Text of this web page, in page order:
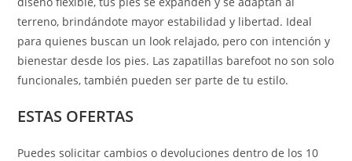
terreno, brindándote mayor estabilidad y libertad. Ideal
para quienes buscan un look relajado, pero con intención y
bienestar desde los pies. Las zapatillas barefoot no son solo
funcionales, también pueden ser parte de tu estilo.
ESTAS OFERTAS
Puedes solicitar cambios o devoluciones dentro de los 10